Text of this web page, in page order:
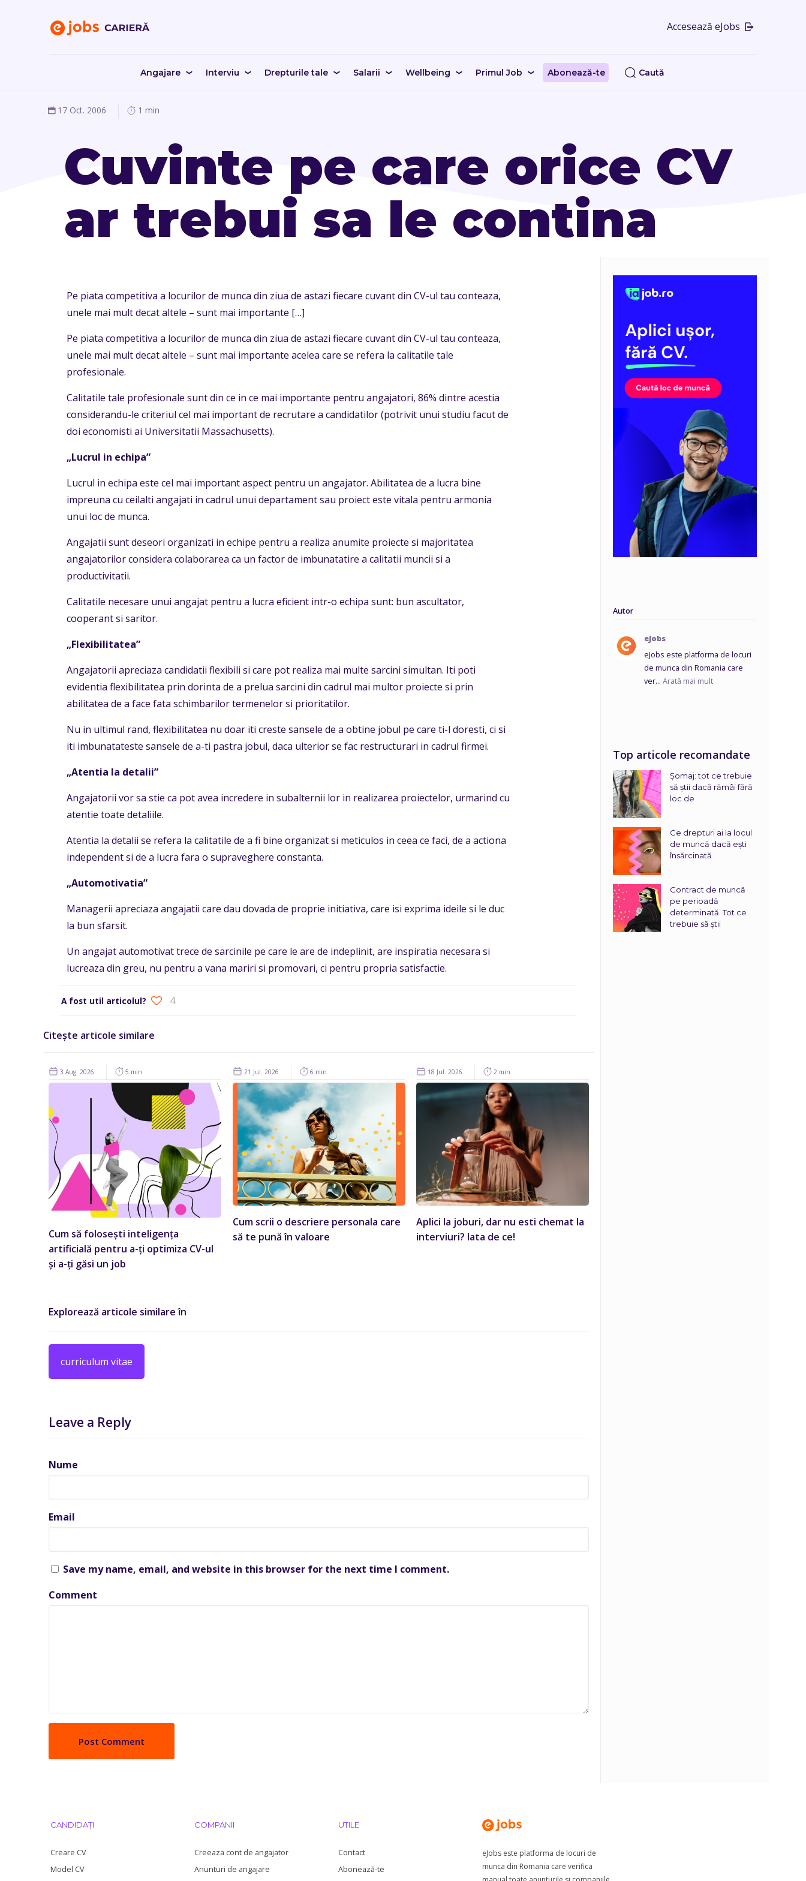
Accesează eJobs
Angajare Interviu Drepturile tale Salarii Wellbeing Primul Job Abonează-te Caută
17 Oct. 2006 1 min
Cuvinte pe care orice CV
ar trebui sa le contina
Pe piata competitiva a locurilor de munca din ziua de astazi fiecare cuvant din CV-ul tau conteaza,
unele mai mult decat altele – sunt mai importante […]
Pe piata competitiva a locurilor de munca din ziua de astazi fiecare cuvant din CV-ul tau conteaza,
unele mai mult decat altele – sunt mai importante acelea care se refera la calitatile tale
profesionale.
Calitatile tale profesionale sunt din ce in ce mai importante pentru angajatori, 86% dintre acestia
considerandu-le criteriul cel mai important de recrutare a candidatilor (potrivit unui studiu facut de
doi economisti ai Universitatii Massachusetts).
„Lucrul in echipa”
Lucrul in echipa este cel mai important aspect pentru un angajator. Abilitatea de a lucra bine
impreuna cu ceilalti angajati in cadrul unui departament sau proiect este vitala pentru armonia
unui loc de munca.
Angajatii sunt deseori organizati in echipe pentru a realiza anumite proiecte si majoritatea
angajatorilor considera colaborarea ca un factor de imbunatatire a calitatii muncii si a
productivitatii.
Calitatile necesare unui angajat pentru a lucra eficient intr-o echipa sunt: bun ascultator,
cooperant si saritor.
„Flexibilitatea”
Angajatorii apreciaza candidatii flexibili si care pot realiza mai multe sarcini simultan. Iti poti
evidentia flexibilitatea prin dorinta de a prelua sarcini din cadrul mai multor proiecte si prin
abilitatea de a face fata schimbarilor termenelor si prioritatilor.
Nu in ultimul rand, flexibilitatea nu doar iti creste sansele de a obtine jobul pe care ti-l doresti, ci si
iti imbunatateste sansele de a-ti pastra jobul, daca ulterior se fac restructurari in cadrul firmei.
„Atentia la detalii”
Angajatorii vor sa stie ca pot avea incredere in subalternii lor in realizarea proiectelor, urmarind cu
atentie toate detaliile.
Atentia la detalii se refera la calitatile de a fi bine organizat si meticulos in ceea ce faci, de a actiona
independent si de a lucra fara o supraveghere constanta.
„Automotivatia”
Managerii apreciaza angajatii care dau dovada de proprie initiativa, care isi exprima ideile si le duc
la bun sfarsit.
Un angajat automotivat trece de sarcinile pe care le are de indeplinit, are inspiratia necesara si
lucreaza din greu, nu pentru a vana mariri si promovari, ci pentru propria satisfactie.
A fost util articolul? 4
Citește articole similare
3 Aug. 2026 5 min
Cum să folosești inteligența
artificială pentru a-ți optimiza CV-ul
și a-ți găsi un job
21 Jul. 2026 6 min
Cum scrii o descriere personala care
să te pună în valoare
18 Jul. 2026 2 min
Aplici la joburi, dar nu esti chemat la
interviuri? Iata de ce!
Explorează articole similare în
curriculum vitae
Leave a Reply
Nume
Email
Save my name, email, and website in this browser for the next time I comment.
Comment
Autor
eJobs
eJobs este platforma de locuri
de munca din Romania care
ver...Arată mai mult
Top articole recomandate
Șomaj: tot ce trebuie
să știi dacă rămâi fără
loc de
Ce drepturi ai la locul
de muncă dacă ești
însărcinată
Contract de muncă
pe perioadă
determinată. Tot ce
trebuie să știi
CANDIDAȚI
Creare CV
Model CV
COMPANII
Creeaza cont de angajator
Anunturi de angajare
UTILE
Contact
Abonează-te
eJobs este platforma de locuri de
munca din Romania care verifica